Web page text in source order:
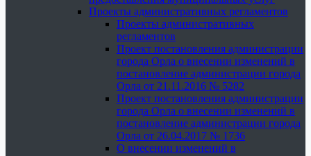
Проекты административных регламентов
Проекты административных
регламентов
Проект постановления администрации
города Орла о внесении изменений в
постановление администрации города
Орла от 21.11.2016 № 5282
Проект постановления администрации
города Орла о внесении изменений в
постановление администрации города
Орла от 26.04.2017 № 1736
О внесении изменений в